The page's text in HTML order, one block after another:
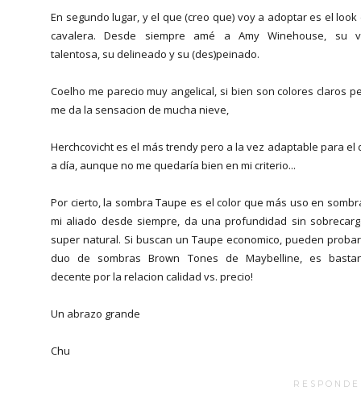
En segundo lugar, y el que (creo que) voy a adoptar es el look
cavalera. Desde siempre amé a Amy Winehouse, su
talentosa, su delineado y su (des)peinado.
Coelho me parecio muy angelical, si bien son colores claros
me da la sensacion de mucha nieve,
Herchcovicht es el más trendy pero a la vez adaptable para el
a día, aunque no me quedaría bien en mi criterio...
Por cierto, la sombra Taupe es el color que más uso en
mi aliado desde siempre, da una profundidad sin
super natural. Si buscan un Taupe economico, pueden
duo de sombras Brown Tones de Maybelline, es
decente por la relacion calidad vs. precio!
Un abrazo grande
Chu